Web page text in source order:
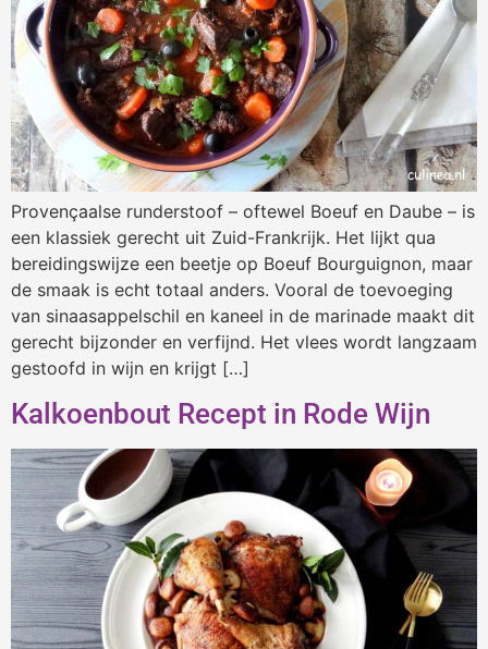
Provençaalse runderstoof – oftewel Boeuf en Daube – is
een klassiek gerecht uit Zuid-Frankrijk. Het lijkt qua
bereidingswijze een beetje op Boeuf Bourguignon, maar
de smaak is echt totaal anders. Vooral de toevoeging
van sinaasappelschil en kaneel in de marinade maakt dit
gerecht bijzonder en verfijnd. Het vlees wordt langzaam
gestoofd in wijn en krijgt […]
Kalkoenbout Recept in Rode Wijn